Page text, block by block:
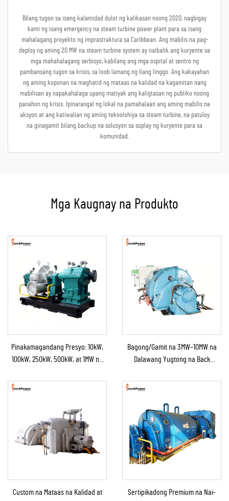
Bilang tugon sa isang kalamidad dulot ng kalikasan noong 2020, nagbigay
kami ng isang emergency na steam turbine power plant para sa isang
mahalagang proyekto ng imprastraktura sa Caribbean. Ang mabilis na pag-
deploy ng aming 20 MW na steam turbine system ay naibalik ang kuryente sa
mga mahahalagang serbisyo, kabilang ang mga ospital at sentro ng
pambansang tugon sa krisis, sa loob lamang ng ilang linggo. Ang kakayahan
ng aming koponan na maghatid ng mataas na kalidad na kagamitan nang
mabilisan ay napakahalaga upang matiyak ang kaligtasan ng publiko noong
panahon ng krisis. Ipinarangal ng lokal na pamahalaan ang aming mabilis na
aksyon at ang katiwalian ng aming teknolohiya sa steam turbine, na patuloy
na ginagamit bilang backup na solusyon sa suplay ng kuryente para sa
komunidad.
Mga Kaugnay na Produkto
Pinakamagandang Presyo: 10kW,
100kW, 250kW, 500kW, at 1MW na
Industrial na Suplay ng
Bagong/Gamit na 3MW–10MW na
Dalawang Yugtong na Back
Turbine Generator para sa Power
Custom na Mataas na Kalidad at
Sertipikadong Premium na Nai-